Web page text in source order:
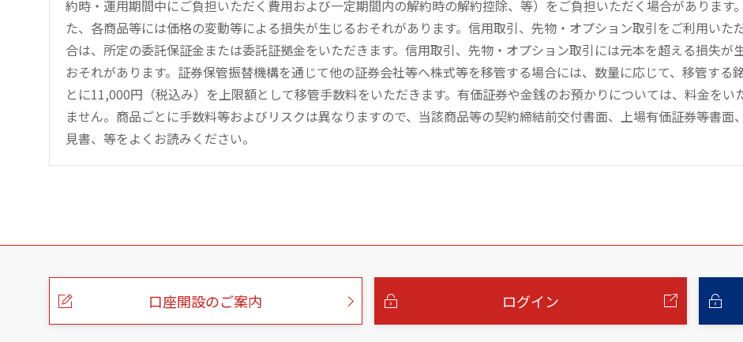
約時・運用期間中にご負担いただく費用および一定期間内の解約時の解約控除、等）をご負担いただく場合があります
た、各商品等には価格の変動等による損失が生じるおそれがあります。信用取引、先物・オプション取引をご利用いた
合は、所定の委託保証金または委託証拠金をいただきます。信用取引、先物・オプション取引には元本を超える損失が
おそれがあります。証券保管振替機構を通じて他の証券会社等へ株式等を移管する場合には、数量に応じて、移管する
とに11,000円（税込み）を上限額として移管手数料をいただきます。有価証券や金銭のお預かりについては、料金をい
ません。商品ごとに手数料等およびリスクは異なりますので、当該商品等の契約締結前交付書面、上場有価証券等書面
見書、等をよくお読みください。
こ
口座開設のご案内 ログイン